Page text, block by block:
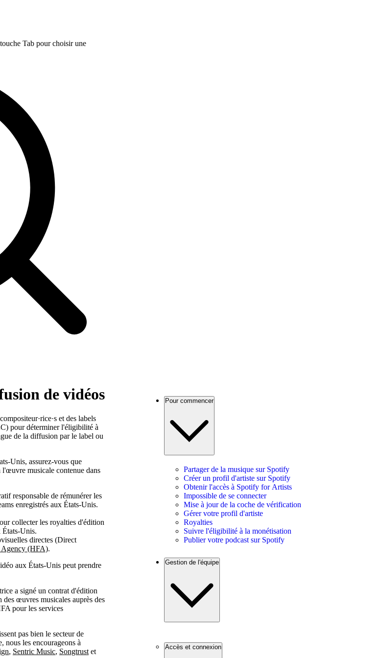
Tab pour choisir une
de vidéos
et des labels
pour déterminer l'éligibilité à
de la diffusion par le label ou
Unis, assurez-vous que
l'œuvre musicale contenue dans
responsable de rémunérer les
enregistrés aux États-Unis.
collecter les royalties d'édition
États-Unis.
directes (Direct
(HFA).
aux États-Unis peut prendre
a signé un contrat d'édition
œuvres musicales auprès des
pour les services
pas bien le secteur de
nous les encourageons à
, Sentric Music, Songtrust et
Pour commencer
Partager de la musique sur Spotify
Créer un profil d'artiste sur Spotify
Obtenir l'accès à Spotify for Artists
Impossible de se connecter
Mise à jour de la coche de vérification
Gérer votre profil d'artiste
Royalties
Suivre l'éligibilité à la monétisation
Publier votre podcast sur Spotify
Gestion de l'équipe
Accès et connexion